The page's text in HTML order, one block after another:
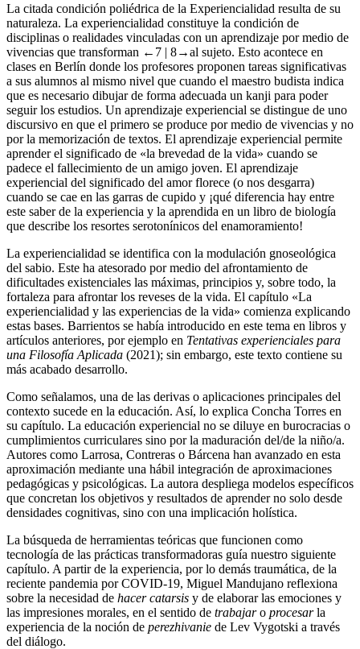
La citada condición poliédrica de la Experiencialidad resulta de su
naturaleza. La experiencialidad constituye la condición de
disciplinas o realidades vinculadas con un aprendizaje por medio de
vivencias que transforman ←7 | 8→al sujeto. Esto acontece en
clases en Berlín donde los profesores proponen tareas significativas
a sus alumnos al mismo nivel que cuando el maestro budista indica
que es necesario dibujar de forma adecuada un kanji para poder
seguir los estudios. Un aprendizaje experiencial se distingue de uno
discursivo en que el primero se produce por medio de vivencias y no
por la memorización de textos. El aprendizaje experiencial permite
aprender el significado de «la brevedad de la vida» cuando se
padece el fallecimiento de un amigo joven. El aprendizaje
experiencial del significado del amor florece (o nos desgarra)
cuando se cae en las garras de cupido y ¡qué diferencia hay entre
este saber de la experiencia y la aprendida en un libro de biología
que describe los resortes serotonínicos del enamoramiento!
La experiencialidad se identifica con la modulación gnoseológica
del sabio. Este ha atesorado por medio del afrontamiento de
dificultades existenciales las máximas, principios y, sobre todo, la
fortaleza para afrontar los reveses de la vida. El capítulo «La
experiencialidad y las experiencias de la vida» comienza explicando
estas bases. Barrientos se había introducido en este tema en libros y
artículos anteriores, por ejemplo en Tentativas experienciales para
una Filosofía Aplicada (2021); sin embargo, este texto contiene su
más acabado desarrollo.
Como señalamos, una de las derivas o aplicaciones principales del
contexto sucede en la educación. Así, lo explica Concha Torres en
su capítulo. La educación experiencial no se diluye en burocracias o
cumplimientos curriculares sino por la maduración del/de la niño/a.
Autores como Larrosa, Contreras o Bárcena han avanzado en esta
aproximación mediante una hábil integración de aproximaciones
pedagógicas y psicológicas. La autora despliega modelos específicos
que concretan los objetivos y resultados de aprender no solo desde
densidades cognitivas, sino con una implicación holística.
La búsqueda de herramientas teóricas que funcionen como
tecnología de las prácticas transformadoras guía nuestro siguiente
capítulo. A partir de la experiencia, por lo demás traumática, de la
reciente pandemia por COVID-19, Miguel Mandujano reflexiona
sobre la necesidad de hacer catarsis y de elaborar las emociones y
las impresiones morales, en el sentido de trabajaro procesarla
experiencia de la noción de perezhivanie de Lev Vygotski a través
del diálogo.